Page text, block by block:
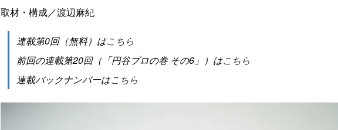
取材・構成／渡辺麻紀
連載第0回（無料）はこちら
前回の連載第20回（「円谷プロの巻 その6」）はこちら
連載バックナンバーはこちら